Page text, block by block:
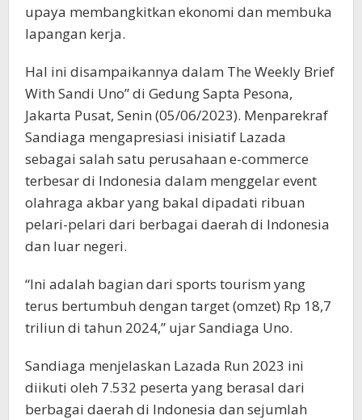
upaya membangkitkan ekonomi dan membuka
lapangan kerja.
Hal ini disampaikannya dalam The Weekly Brief
With Sandi Uno” di Gedung Sapta Pesona,
Jakarta Pusat, Senin (05/06/2023). Menparekraf
Sandiaga mengapresiasi inisiatif Lazada
sebagai salah satu perusahaan e-commerce
terbesar di Indonesia dalam menggelar event
olahraga akbar yang bakal dipadati ribuan
pelari-pelari dari berbagai daerah di Indonesia
dan luar negeri.
“Ini adalah bagian dari sports tourism yang
terus bertumbuh dengan target (omzet) Rp 18,7
triliun di tahun 2024,” ujar Sandiaga Uno.
Sandiaga menjelaskan Lazada Run 2023 ini
diikuti oleh 7.532 peserta yang berasal dari
berbagai daerah di Indonesia dan sejumlah